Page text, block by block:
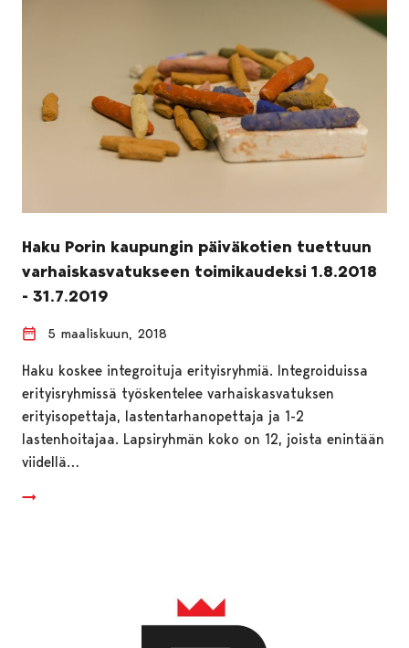
Haku Porin kaupungin päiväkotien tuettuun
varhaiskasvatukseen toimikaudeksi 1.8.2018
- 31.7.2019
5 maaliskuun, 2018
Haku koskee integroituja erityisryhmiä. Integroiduissa
erityisryhmissä työskentelee varhaiskasvatuksen
erityisopettaja, lastentarhanopettaja ja 1-2
lastenhoitajaa. Lapsiryhmän koko on 12, joista enintään
viidellä…